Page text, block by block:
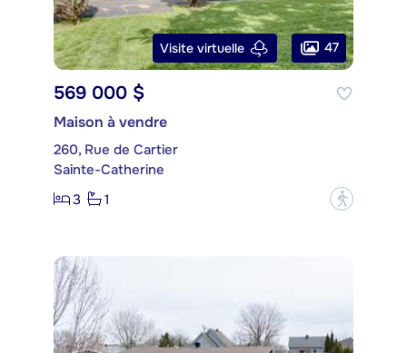
Visite virtuelle 47
569 000 $
Maison à vendre
260, Rue de Cartier
Sainte-Catherine
3
1 ?